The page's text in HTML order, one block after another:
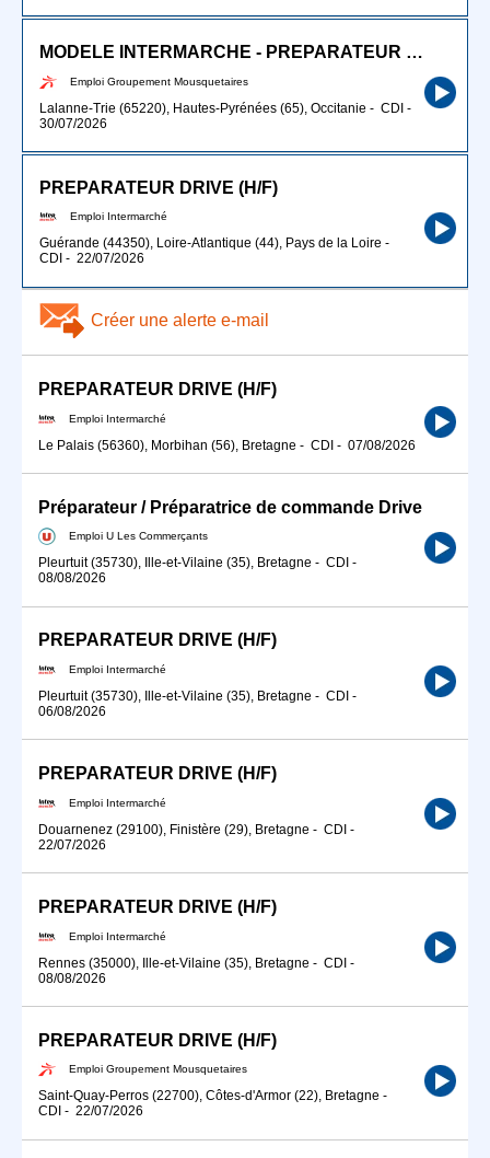
MODELE INTERMARCHE - PREPARATEUR DRIVE (H/F)
Emploi Groupement Mousquetaires
Lalanne-Trie (65220), Hautes-Pyrénées (65), Occitanie - CDI -
30/07/2026
PREPARATEUR DRIVE (H/F)
Emploi Intermarché
Guérande (44350), Loire-Atlantique (44), Pays de la Loire -
CDI - 22/07/2026
Créer une alerte e-mail
PREPARATEUR DRIVE (H/F)
Emploi Intermarché
Le Palais (56360), Morbihan (56), Bretagne - CDI - 07/08/2026
Préparateur / Préparatrice de commande Drive
Emploi U Les Commerçants
Pleurtuit (35730), Ille-et-Vilaine (35), Bretagne - CDI -
08/08/2026
PREPARATEUR DRIVE (H/F)
Emploi Intermarché
Pleurtuit (35730), Ille-et-Vilaine (35), Bretagne - CDI -
06/08/2026
PREPARATEUR DRIVE (H/F)
Emploi Intermarché
Douarnenez (29100), Finistère (29), Bretagne - CDI -
22/07/2026
PREPARATEUR DRIVE (H/F)
Emploi Intermarché
Rennes (35000), Ille-et-Vilaine (35), Bretagne - CDI -
08/08/2026
PREPARATEUR DRIVE (H/F)
Emploi Groupement Mousquetaires
Saint-Quay-Perros (22700), Côtes-d'Armor (22), Bretagne -
CDI - 22/07/2026